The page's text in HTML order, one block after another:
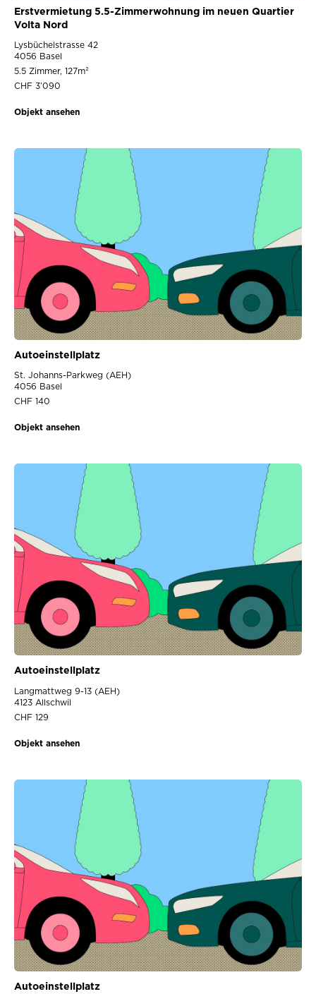
Erstvermietung 5.5-Zimmerwohnung im neuen Quartier
Volta Nord
Lysbüchelstrasse 42
4056 Basel
5.5 Zimmer, 127m²
CHF 3’090
Objekt ansehen
Autoeinstellplatz
St. Johanns-Parkweg (AEH)
4056 Basel
CHF 140
Objekt ansehen
Autoeinstellplatz
Langmattweg 9-13 (AEH)
4123 Allschwil
CHF 129
Objekt ansehen
Autoeinstellplatz